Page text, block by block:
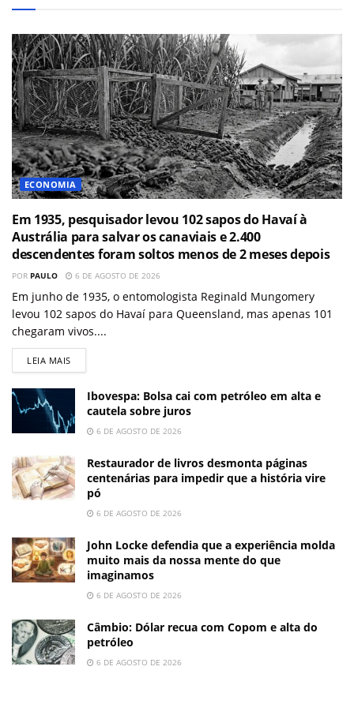
ECONOMIA
Em 1935, pesquisador levou 102 sapos do Havaí à
Austrália para salvar os canaviais e 2.400
descendentes foram soltos menos de 2 meses depois
POR PAULO 6 DE AGOSTO DE 2026
Em junho de 1935, o entomologista Reginald Mungomery
levou 102 sapos do Havaí para Queensland, mas apenas 101
chegaram vivos....
LEIA MAIS
Ibovespa: Bolsa cai com petróleo em alta e
cautela sobre juros
6 DE AGOSTO DE 2026
Restaurador de livros desmonta páginas
centenárias para impedir que a história vire
pó
6 DE AGOSTO DE 2026
John Locke defendia que a experiência molda
muito mais da nossa mente do que
imaginamos
6 DE AGOSTO DE 2026
Câmbio: Dólar recua com Copom e alta do
petróleo
6 DE AGOSTO DE 2026